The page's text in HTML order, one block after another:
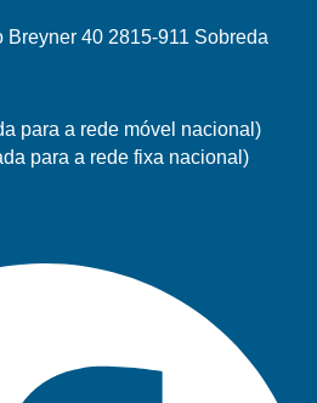
Breyner 40 2815-911 Sobreda
para a rede móvel nacional)
para a rede fixa nacional)